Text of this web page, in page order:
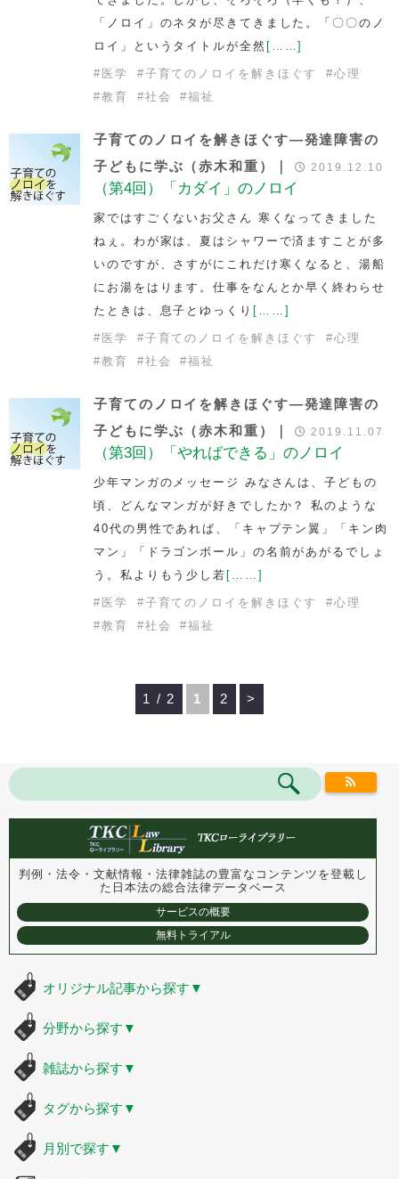
「ノロイ」のネタが尽きてきました。「〇〇のノ
ロイ」というタイトルが全然 [……]
# 医学 #子育てのノロイを解きほぐす #心理
#教育 #社会 #福祉
子育てのノロイを解きほぐす―発達障害の
子どもに学ぶ（赤木和重）｜
2019.12.10
（第4回）「カダイ」のノロイ
家ではすごくないお父さん 寒くなってきました
ねぇ。わが家は、夏はシャワーで済ますことが多
いのですが、さすがにこれだけ寒くなると、湯船
にお湯をはります。仕事をなんとか早く終わらせ
たときは、息子とゆっくり [……]
# 医学 #子育てのノロイを解きほぐす #心理
#教育 #社会 #福祉
子育てのノロイを解きほぐす―発達障害の
子どもに学ぶ（赤木和重）｜
2019.11.07
（第3回）「やればできる」のノロイ
少年マンガのメッセージ みなさんは、子どもの
頃、どんなマンガが好きでしたか？ 私のような
40代の男性であれば、「キャプテン翼」「キン肉
マン」「ドラゴンボール」の名前があがるでしょ
う。私よりもう少し若 [……]
# 医学 #子育てのノロイを解きほぐす #心理
#教育 #社会 #福祉
1 / 2 1 2 >
判例・法令・文献情報・法律雑誌の豊富なコンテンツを登載し
た 日本法の総合法律データベース
サービスの概要
無料トライアル
オリジナル記事から探す ▼
分野から探す ▼
雑誌から探す ▼
タグから探す ▼
月別で探す ▼